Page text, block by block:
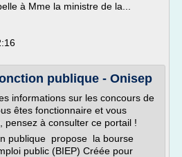
à Mme la ministre de la...
publique - Onisep
informations sur les concours de
êtes fonctionnaire et vous
pensez à consulter ce portail !
publique propose la bourse
public (BIEP) Créée pour